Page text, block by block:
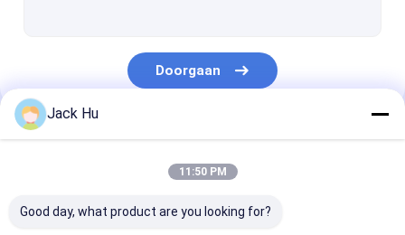
Toiletservicewagen
De Bus van de luchthavenpassagier
Doorgaan
Onze Categorieën
Jack Hu
11:50 PM
Good day, what product are you looking for?